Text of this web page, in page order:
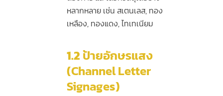
หลากหลาย เช่น สเตนเลส, ทอง
เหลือง, ทองแดง, ไทเทเนียม
1.2ป้ายอักษรแสง
(Channel Letter
Signages)